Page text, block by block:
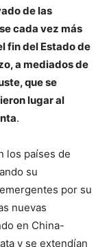
de las
cada vez más
fin del Estado de
a mediados de
que se
lugar al
.
los países de
su
por su
nuevas
en China-
y se extendían